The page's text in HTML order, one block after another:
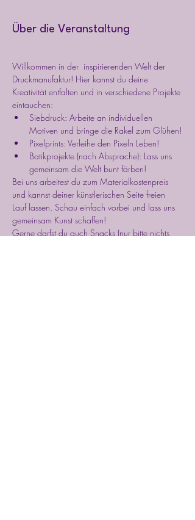
Über die Veranstaltung
Willkommen in der  inspirierenden Welt der
Druckmanufaktur! Hier kannst du deine
Kreativität entfalten und in verschiedene Projekte
eintauchen:
Siebdruck: Arbeite an individuellen
Motiven und bringe die Rakel zum Glühen!
Pixelprints: Verleihe den Pixeln Leben!
Batikprojekte (nach Absprache): Lass uns
gemeinsam die Welt bunt färben!
Bei uns arbeitest du zum Materialkostenpreis
und kannst deiner künstlerischen Seite freien
Lauf lassen. Schau einfach vorbei und lass uns
gemeinsam Kunst schaffen!
Gerne darfst du auch Snacks (nur bitte nichts